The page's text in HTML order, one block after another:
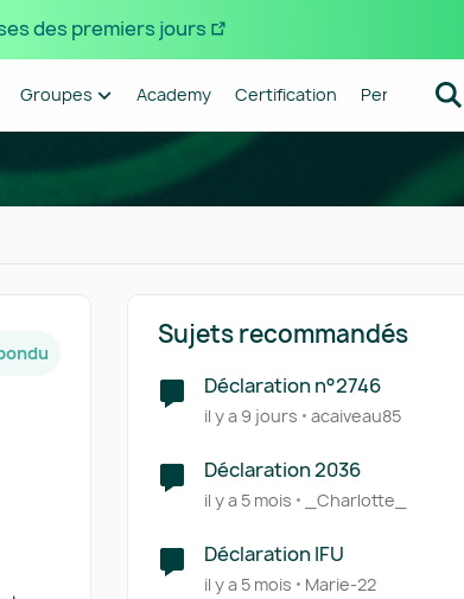
des premiers jours
Groupes Academy Certification Pennylane
Sujets recommandés
Déclaration n°2746
il y a 9 jours acaiveau85
Déclaration 2036
il y a 5 mois _Charlotte_
Déclaration IFU
il y a 5 mois Marie-22